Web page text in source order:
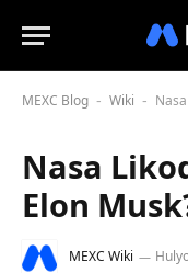
MEXC Blog - Wiki -
Nasa
Elon
MEXC Wiki